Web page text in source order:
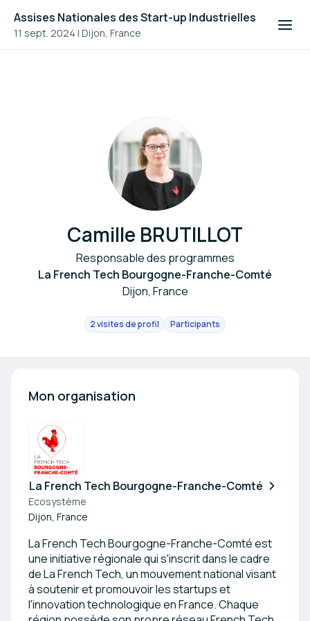
Assises Nationales des Start-up Industrielles
11 sept. 2024 | Dijon, France
Camille BRUTILLOT
Responsable des programmes
La French Tech Bourgogne-Franche-Comté
Dijon, France
2 visites de profil Participants
Mon organisation
La French Tech Bourgogne-Franche-Comté
Ecosystème
Dijon, France
La French Tech Bourgogne-Franche-Comté est
une initiative régionale qui s'inscrit dans le cadre
de La French Tech, un mouvement national visant
à soutenir et promouvoir les startups et
l'innovation technologique en France. Chaque